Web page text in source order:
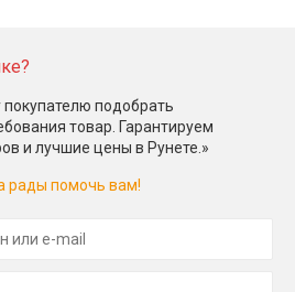
подобрать
товар. Гарантируем
и лучшие цены в Рунете.»
рады помочь вам!